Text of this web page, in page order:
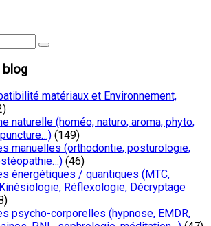
blog
matériaux et Environnement,
naturelle (homéo, naturo, aroma, phyto,
(149)
manuelles (orthodontie, posturologie,
(46)
énergétiques / quantiques (MTC,
Réflexologie, Décryptage
psycho-corporelles (hypnose, EMDR,